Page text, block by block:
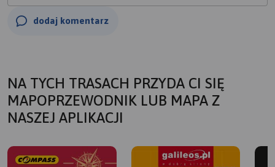
dodaj komentarz
NA TYCH TRASACH PRZYDA CI SIĘ
MAPOPRZEWODNIK LUB MAPA Z
NASZEJ APLIKACJI